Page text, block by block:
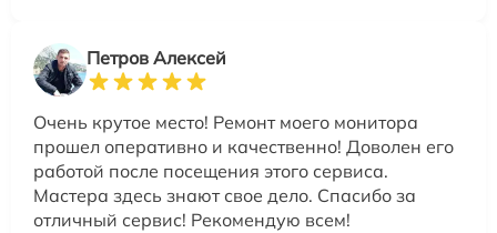
Петров Алексей
Очень крутое место! Ремонт моего монитора
прошел оперативно и качественно! Доволен его
работой после посещения этого сервиса.
Мастера здесь знают свое дело. Спасибо за
отличный сервис! Рекомендую всем!